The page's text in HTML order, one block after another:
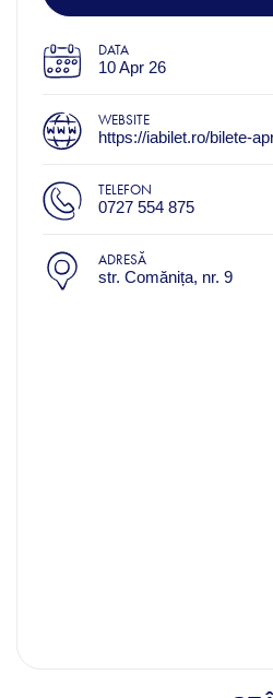
DATA
10 Apr 26
WEBSITE
https://iabilet.ro/bilete-
TELEFON
0727 554 875
ADRESĂ
str. Comănița, nr. 9